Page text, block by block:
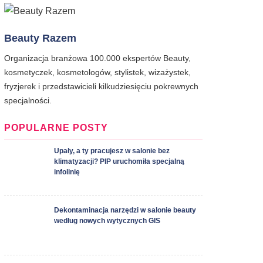
Beauty Razem
Organizacja branżowa 100.000 ekspertów Beauty,
kosmetyczek, kosmetologów, stylistek, wizażystek,
fryzjerek i przedstawicieli kilkudziesięciu pokrewnych
specjalności.
POPULARNE POSTY
Upały, a ty pracujesz w salonie bez
klimatyzacji? PIP uruchomiła specjalną
infolinię
Dekontaminacja narzędzi w salonie beauty
według nowych wytycznych GIS